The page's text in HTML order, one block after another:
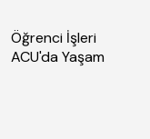
Öğrenci İşleri
ACU'da Yaşam